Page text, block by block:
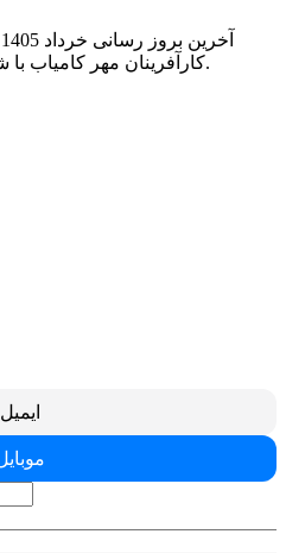
کارآفرینان مهر کامیاب با شماره ثبت 51201 محفوظ است.
ایمیل